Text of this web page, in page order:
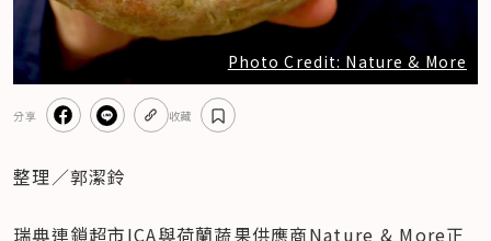
Photo Credit: Nature & More
分享 收藏
整理／郭潔鈴
瑞典連鎖超市ICA與荷蘭蔬果供應商Nature & More正